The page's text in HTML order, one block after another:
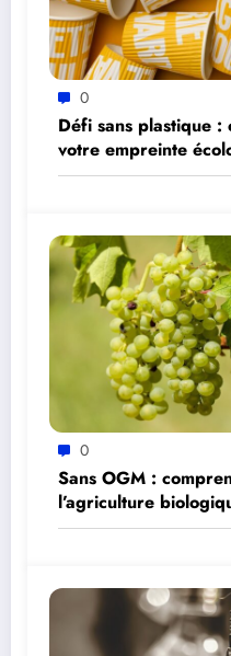
0
Défi sans plastique
votre empreinte
0
Sans OGM :
l’agriculture